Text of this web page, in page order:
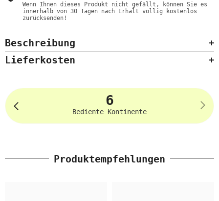
Wenn Ihnen dieses Produkt nicht gefällt, können Sie es
innerhalb von 30 Tagen nach Erhalt völlig kostenlos
zurücksenden!
Beschreibung
Lieferkosten
6
Bediente Kontinente
Produktempfehlungen